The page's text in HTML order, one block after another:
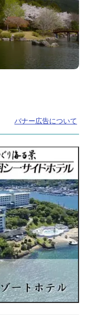
バナー広告について